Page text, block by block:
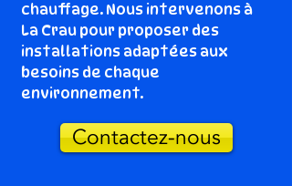
chauffage. Nous intervenons à
La Crau pour proposer des
installations adaptées aux
besoins de chaque
environnement.
Contactez-nous